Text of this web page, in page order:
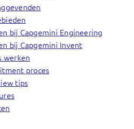
bij Capgemini Engineering
bij Capgemini Invent
werken
proces
tips